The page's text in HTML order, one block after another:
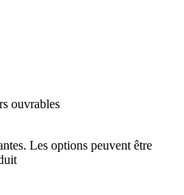
ouvrables
Les options peuvent être